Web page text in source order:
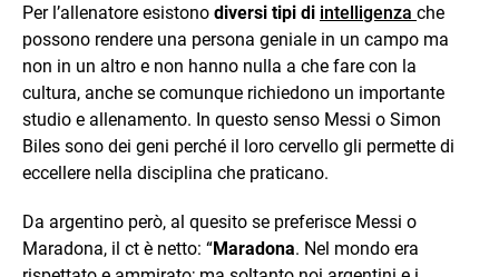
Per l’allenatore esistono diversi tipi di intelligenza che
possono rendere una persona geniale in un campo ma
non in un altro e non hanno nulla a che fare con la
cultura, anche se comunque richiedono un importante
studio e allenamento. In questo senso Messi o Simon
Biles sono dei geni perché il loro cervello gli permette di
eccellere nella disciplina che praticano.
Da argentino però, al quesito se preferisce Messi o
Maradona, il ct è netto: “Maradona. Nel mondo era